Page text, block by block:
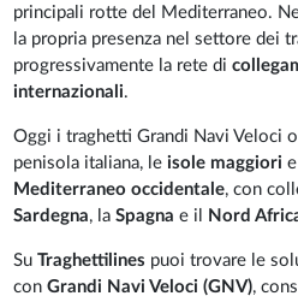
principali rotte del Mediterraneo.
la propria presenza nel settore dei
progressivamente la rete di
internazionali.
Oggi i traghetti Grandi Navi Veloci
penisola italiana, leisole maggiori
Mediterraneo occidentale, con
Sardegna, laSpagna e il Nord
SuTraghettilines puoi trovare le
conGrandi Navi Veloci (GNV),